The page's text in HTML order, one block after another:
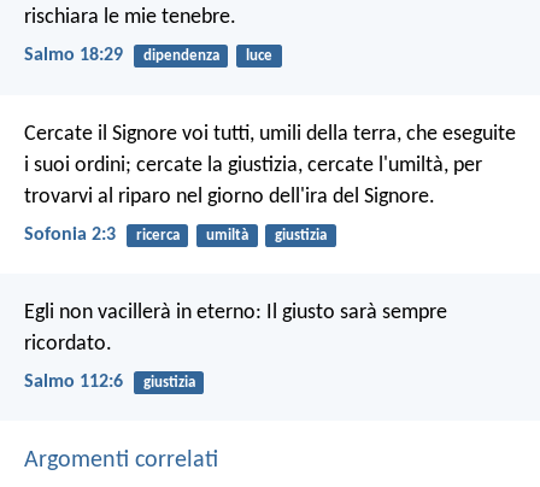
rischiara le mie tenebre.
Salmo 18:29 dipendenza luce
Cercate il Signore voi tutti, umili della terra, che eseguite
i suoi ordini; cercate la giustizia, cercate l'umiltà, per
trovarvi al riparo nel giorno dell'ira del Signore.
Sofonia 2:3 ricerca umiltà giustizia
Egli non vacillerà in eterno: Il giusto sarà sempre
ricordato.
Salmo 112:6 giustizia
Argomenti correlati